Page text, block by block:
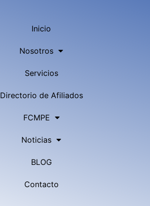
Inicio
Nosotros
Servicios
Directorio de Afiliados
FCMPE
Noticias
BLOG
Contacto